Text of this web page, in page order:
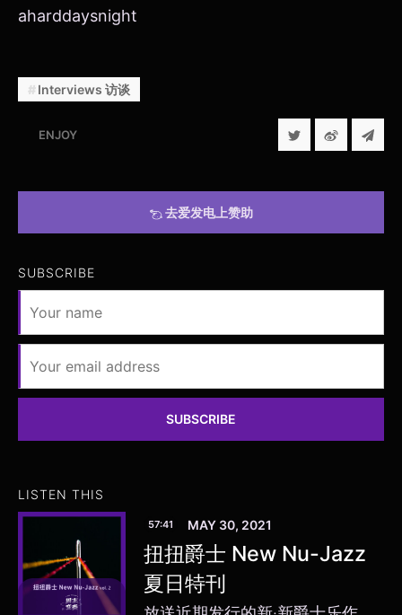
aharddaysnight
Interviews 访谈
ENJOY
去爱发电上赞助
SUBSCRIBE
SUBSCRIBE
LISTEN THIS
57:41 MAY 30, 2021
扭扭爵士 New Nu-Jazz
夏日特刊